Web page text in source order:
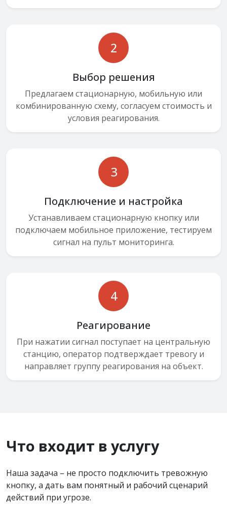
2
Выбор решения
Предлагаем стационарную, мобильную или
комбинированную схему, согласуем стоимость и
условия реагирования.
3
Подключение и настройка
Устанавливаем стационарную кнопку или
подключаем мобильное приложение, тестируем
сигнал на пульт мониторинга.
4
Реагирование
При нажатии сигнал поступает на центральную
станцию, оператор подтверждает тревогу и
направляет группу реагирования на объект.
Что входит в услугу
Наша задача – не просто подключить тревожную
кнопку, а дать вам понятный и рабочий сценарий
действий при угрозе.